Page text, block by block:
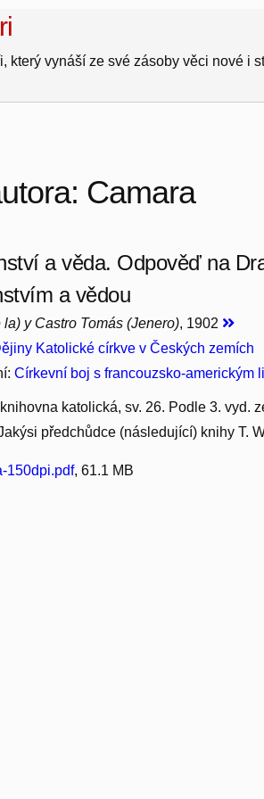
který vynáší ze své zásoby věci nové i
Camara
a věda. Odpověď na
a vědou
la) y Castro Tomás (Jenero), 1902
Katolické církve v Českých zemích
Církevní boj s francouzsko-americkým
katolická, sv. 26. Podle 3. vyd.
předchůdce (následující) knihy T.
150dpi.pdf, 61.1 MB